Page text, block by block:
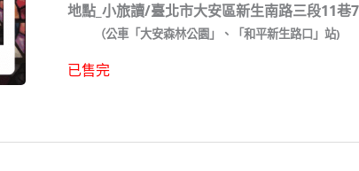
地點_小旅讀/臺北市大安區新生南路三段11巷
（公車「大安森林公園」、「和平新生路口」站)
已售完